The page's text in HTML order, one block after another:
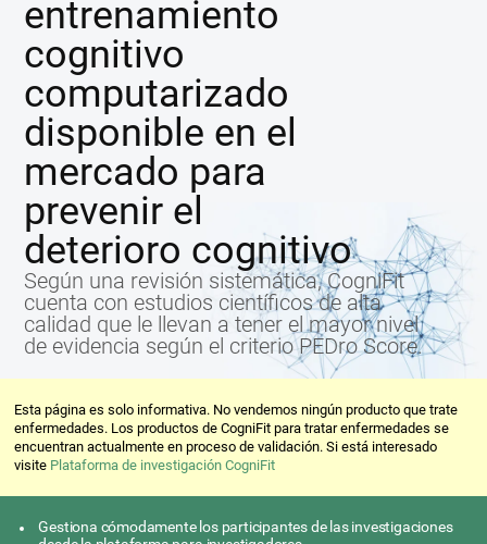
entrenamiento
cognitivo
computarizado
disponible en el
mercado para
prevenir el
deterioro cognitivo
Según una revisión sistemática, CogniFit
cuenta con estudios científicos de alta
calidad que le llevan a tener el mayor nivel
de evidencia según el criterio PEDro Score.
Esta página es solo informativa. No vendemos ningún producto que trate
enfermedades. Los productos de CogniFit para tratar enfermedades se
encuentran actualmente en proceso de validación. Si está interesado
visite Plataforma de investigación CogniFit
Gestiona cómodamente los participantes de las investigaciones